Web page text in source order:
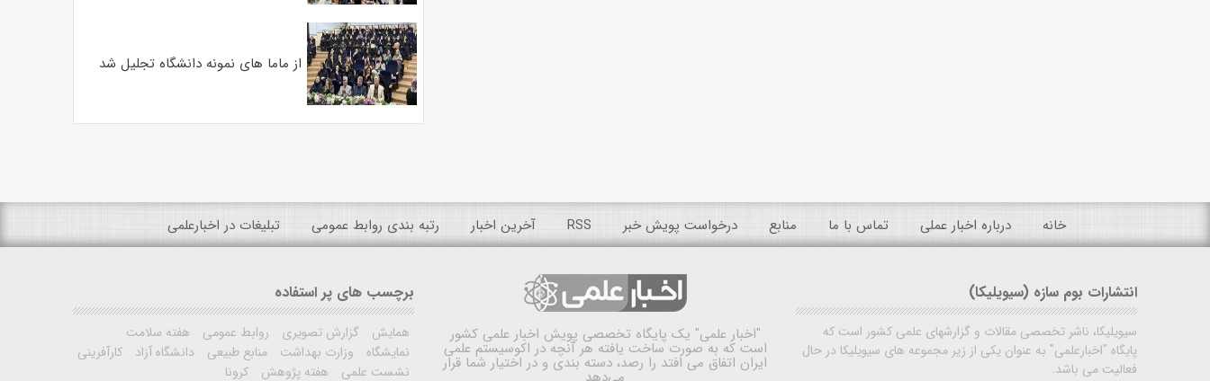
از ماما های نمونه دانشگاه تجلیل شد
خانه درباره اخبار عملی تماس با ما منابع درخواست پویش خبر RSS آخرین اخبار رتبه بندی روابط عمومی تبلیغات در اخبارعلمی
انتشارات بوم سازه (سیویلیکا)
سیویلیکا، ناشر تخصصی مقالات و گزارشهای علمی کشور است که
پایگاه "اخبارعلمی" به عنوان یکی از زیر مجموعه های سیویلیکا در حال
فعالیت می باشد.
"اخبار علمی" یک پایگاه تخصصی پویش اخبار علمی کشور
است که به صورت ساخت یافته هر آنچه در اکوسیستم علمی
ایران اتفاق می افتد را رصد، دسته بندی و در اختیار شما قرار
برچسب های پر استفاده
همایش گزارش تصویری روابط عمومی
هفته سلامت
نمایشگاه
وزارت بهداشت منابع طبیعی دانشگاه آزاد
کارآفرینی
نشست علمی
هفته پژوهش کرونا